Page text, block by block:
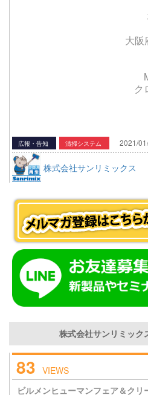
大阪
ク
広報・告知 清掃システム 2021/
株式会社サンリミックス
株式会社サンリミック
83 VIEWS
ビルメンヒューマンフェア＆ク